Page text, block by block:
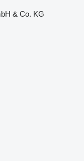
& Co. KG